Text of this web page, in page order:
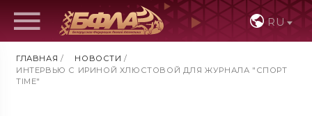
RU
ГЛАВНАЯ / НОВОСТИ /
ИНТЕРВЬЮ С ИРИНОЙ ХЛЮСТОВОЙ ДЛЯ ЖУРНАЛА "СПОРТ
TIME"